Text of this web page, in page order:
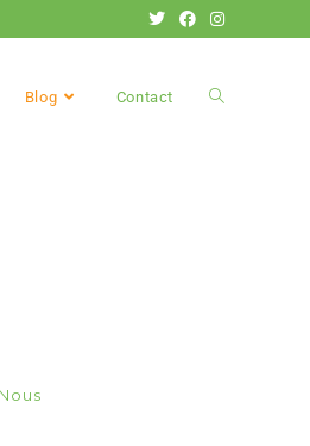
Blog Contact